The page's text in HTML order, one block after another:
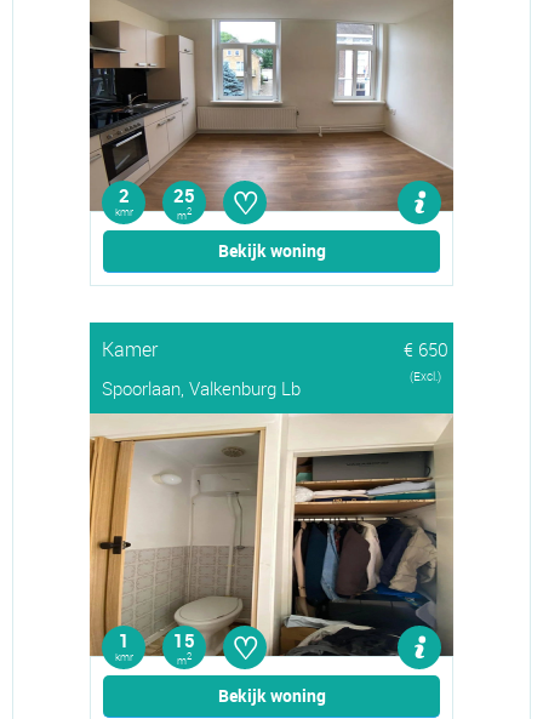
2
kmr
25
m2 ♡
Bekijk woning
Kamer
€ 650
Spoorlaan, Valkenburg Lb
(Excl.)
1
kmr
15
m2 ♡
Bekijk woning